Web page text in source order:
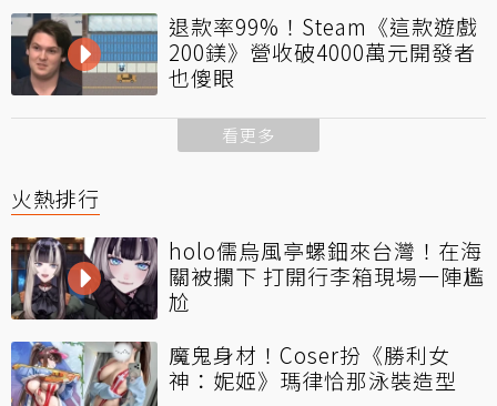
退款率99%！Steam《這款遊戲
200鎂》營收破4000萬元開發者
也傻眼
看更多
火熱排行
holo儒烏風亭螺鈿來台灣！在海
關被攔下 打開行李箱現場一陣尷
尬
魔鬼身材！Coser扮《勝利女
神：妮姬》瑪律恰那泳裝造型